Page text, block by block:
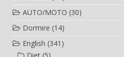
AUTO/MOTO (30)
Dormire (14)
English (341)